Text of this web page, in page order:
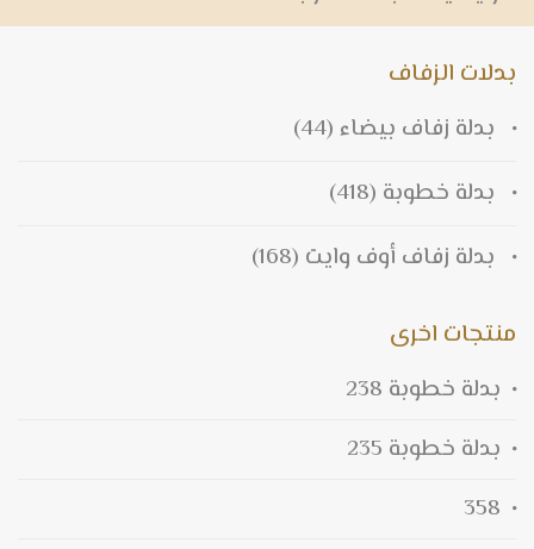
بدلات الزفاف
بدلة زفاف بيضاء (44)
بدلة خطوبة (418)
بدلة زفاف أوف وايت (168)
منتجات اخرى
بدلة خطوبة 238
بدلة خطوبة 235
358